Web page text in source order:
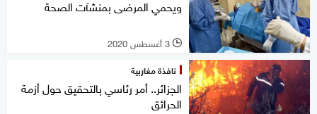
ويحمي المرضى بمنشآت الصحة
l 3 أغسطس 2020
نافذة مغاربية
الجزائر.. أمر رئاسي بالتحقيق حول أزمة
الحرائق